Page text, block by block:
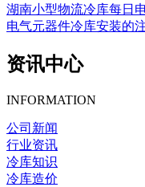
湖南小型物流冷库每日
电气元器件冷库安装的
资讯中心
INFORMATION
公司新闻
行业资讯
冷库知识
冷库造价